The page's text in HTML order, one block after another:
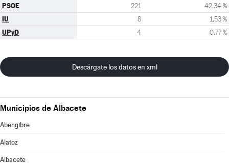
PSOE 221 42,34 %
IU 8 1,53 %
UPyD 4 0,77 %
Descárgate los datos en xml
Municipios de Albacete
Abengibre
Alatoz
Albacete